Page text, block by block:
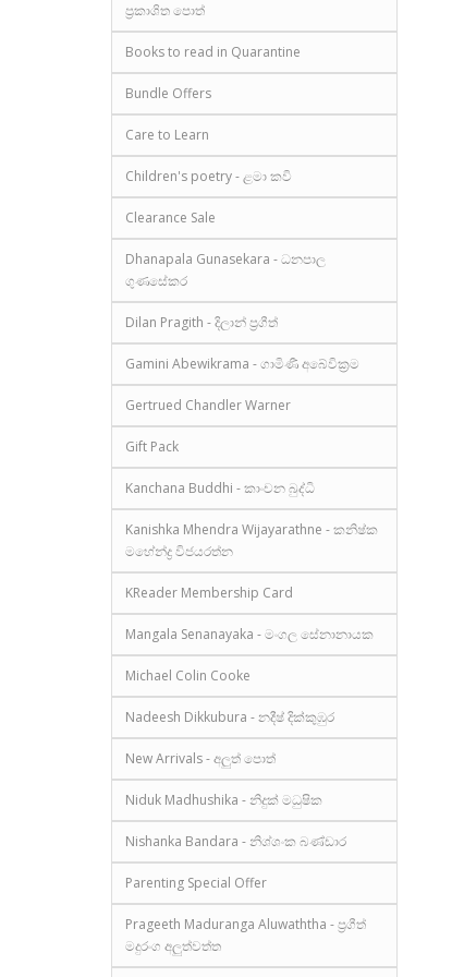
ප්‍රකාශිත පොත්
Books to read in Quarantine
Bundle Offers
Care to Learn
Children's poetry - ළමා කවි
Clearance Sale
Dhanapala Gunasekara - ධනපාල
ගුණසේකර
Dilan Pragith - දිලාන් ප්‍රගීත්
Gamini Abewikrama - ගාමිණී අබේවික්‍රම
Gertrued Chandler Warner
Gift Pack
Kanchana Buddhi - කාංචන බුද්ධි
Kanishka Mhendra Wijayarathne - කනිෂ්ක
මහේන්ද්‍ර විජයරත්න
KReader Membership Card
Mangala Senanayaka - මංගල සේනානායක
Michael Colin Cooke
Nadeesh Dikkubura - නදීෂ් දික්කුඹුර
New Arrivals - අලුත් පොත්
Niduk Madhushika - නිදුක් මධුෂික
Nishanka Bandara - නිශ්ශංක බණ්ඩාර
Parenting Special Offer
Prageeth Maduranga Aluwaththa - ප්‍රගීත්
මදුරංග අලුත්වත්ත